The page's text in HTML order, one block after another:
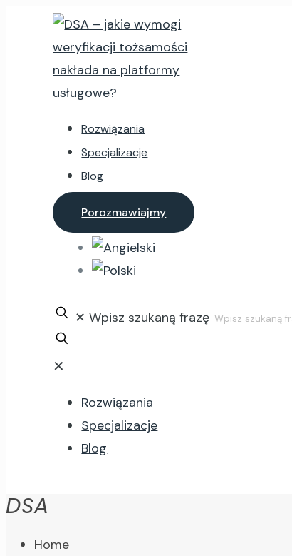
Rozwiązania
Specjalizacje
Blog
Porozmawiajmy
✕ Wpisz szukaną frazę
✕
Rozwiązania
Specjalizacje
Blog
DSA
Home